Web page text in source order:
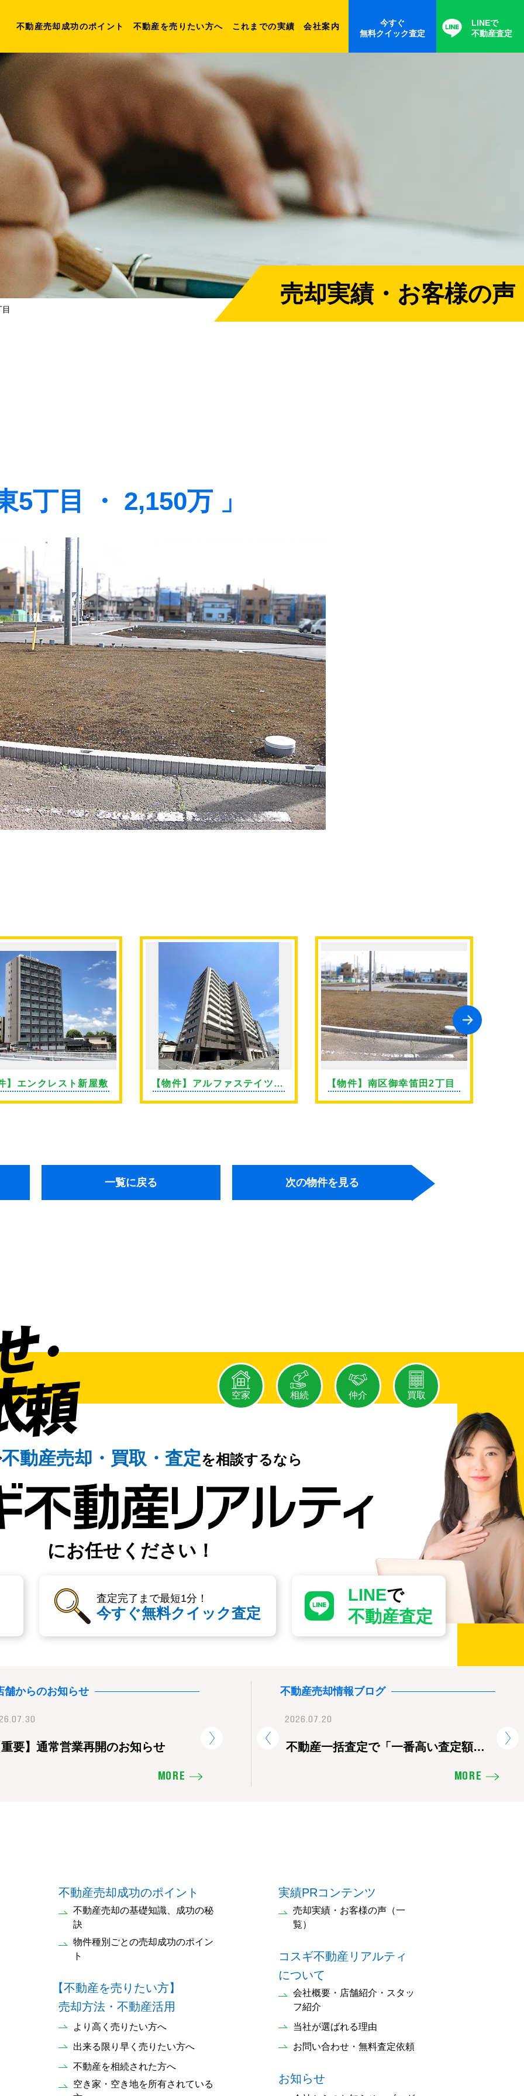
不動産売却成功のポイント 不動産を売りたい方へ これまでの実績 会社案内
今すぐ
無料クイック査定
LINEで
不動産査定
売却実績・お客様の声
丁目 ・ 2,150万 」
】エンクレスト新屋敷
【物件】アルファステイツ上
通東
【物件】南区御幸笛田2丁目
一覧に戻る 次の物件を見る
空家 相続 仲介 買取
不動産売却・ 買取・査定を相談するなら
にお任せください！
査定完了まで最短1分！
今すぐ無料クイック査定
LINEで
不動産査定
舗からのお知らせ
要】通常営業再開のお知らせ
【重要】地震に伴う臨時休業のお知ら
【重要】地震に伴
MORE
不動産売却情報ブログ
価格を下げたり、販売活動の見直し
2026.07.20
不動産一括査定で「一番高い査定額」
熊
MORE
不動産売却成功のポイント
不動産売却の基礎知識、成功の秘
訣
物件種別ごとの売却成功のポイン
ト
【不動産を売りたい方】
売却方法・不動産活用
より高く売りたい方へ
出来る限り早く売りたい方へ
不動産を相続された方へ
空き家・空き地を所有されている
実績PRコンテンツ
売却実績・お客様の声（一
覧）
コスギ不動産リアルティ
について
会社概要・店舗紹介・スタッ
フ紹介
当社が選ばれる理由
お問い合わせ・無料査定依頼
お知らせ